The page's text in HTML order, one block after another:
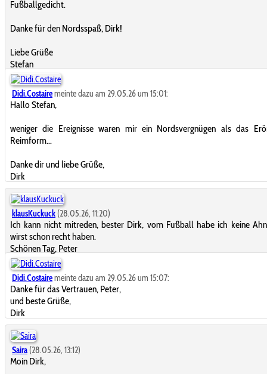
Fußballgedicht.
Danke für den Nordsspaß, Dirk!
Liebe Grüße
Stefan
Didi.Costairemeinte dazu am 29.05.26 um 15:01:
Hallo Stefan,
weniger die Ereignisse waren mir ein Nordsvergnügen als das
Reimform...
Danke dir und liebe Grüße,
Dirk
klausKuckuck (28.05.26, 11:20)
Ich kann nicht mitreden, bester Dirk, vom Fußball habe ich keine
wirst schon recht haben.
Schönen Tag, Peter
Didi.Costairemeinte dazu am 29.05.26 um 15:07:
Danke für das Vertrauen, Peter,
und beste Grüße,
Dirk
Saira (28.05.26, 13:12)
Moin Dirk,